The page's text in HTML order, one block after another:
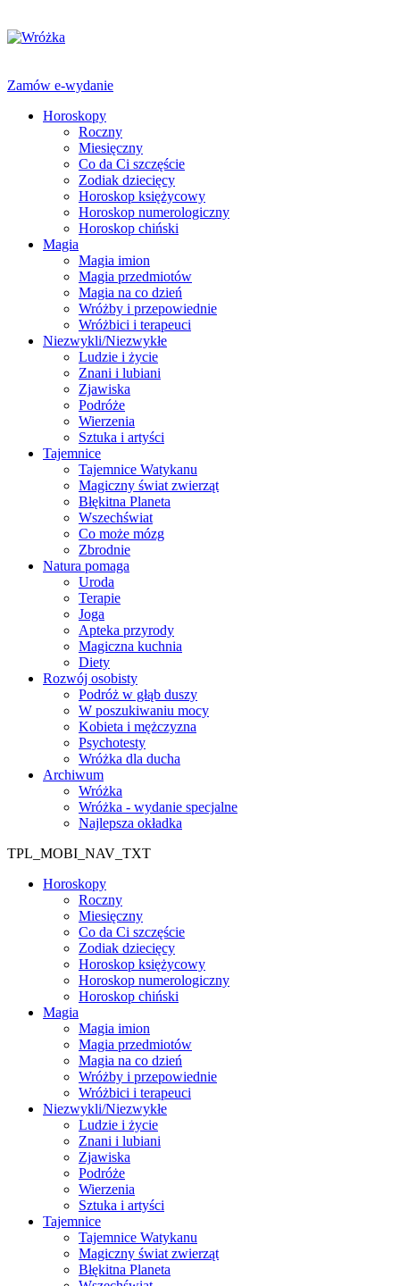
Zamów e-wydanie
Horoskopy
Roczny
Miesięczny
Co da Ci szczęście
Zodiak dziecięcy
Horoskop księżycowy
Horoskop numerologiczny
Horoskop chiński
Magia
Magia imion
Magia przedmiotów
Magia na co dzień
Wróżby i przepowiednie
Wróżbici i terapeuci
Niezwykli/Niezwykłe
Ludzie i życie
Znani i lubiani
Zjawiska
Podróże
Wierzenia
Sztuka i artyści
Tajemnice
Tajemnice Watykanu
Magiczny świat zwierząt
Błękitna Planeta
Wszechświat
Co może mózg
Zbrodnie
Natura pomaga
Uroda
Terapie
Joga
Apteka przyrody
Magiczna kuchnia
Diety
Rozwój osobisty
Podróż w głąb duszy
W poszukiwaniu mocy
Kobieta i mężczyzna
Psychotesty
Wróżka dla ducha
Archiwum
Wróżka
Wróżka - wydanie specjalne
Najlepsza okładka
TPL_MOBI_NAV_TXT
Horoskopy
Roczny
Miesięczny
Co da Ci szczęście
Zodiak dziecięcy
Horoskop księżycowy
Horoskop numerologiczny
Horoskop chiński
Magia
Magia imion
Magia przedmiotów
Magia na co dzień
Wróżby i przepowiednie
Wróżbici i terapeuci
Niezwykli/Niezwykłe
Ludzie i życie
Znani i lubiani
Zjawiska
Podróże
Wierzenia
Sztuka i artyści
Tajemnice
Tajemnice Watykanu
Magiczny świat zwierząt
Błękitna Planeta